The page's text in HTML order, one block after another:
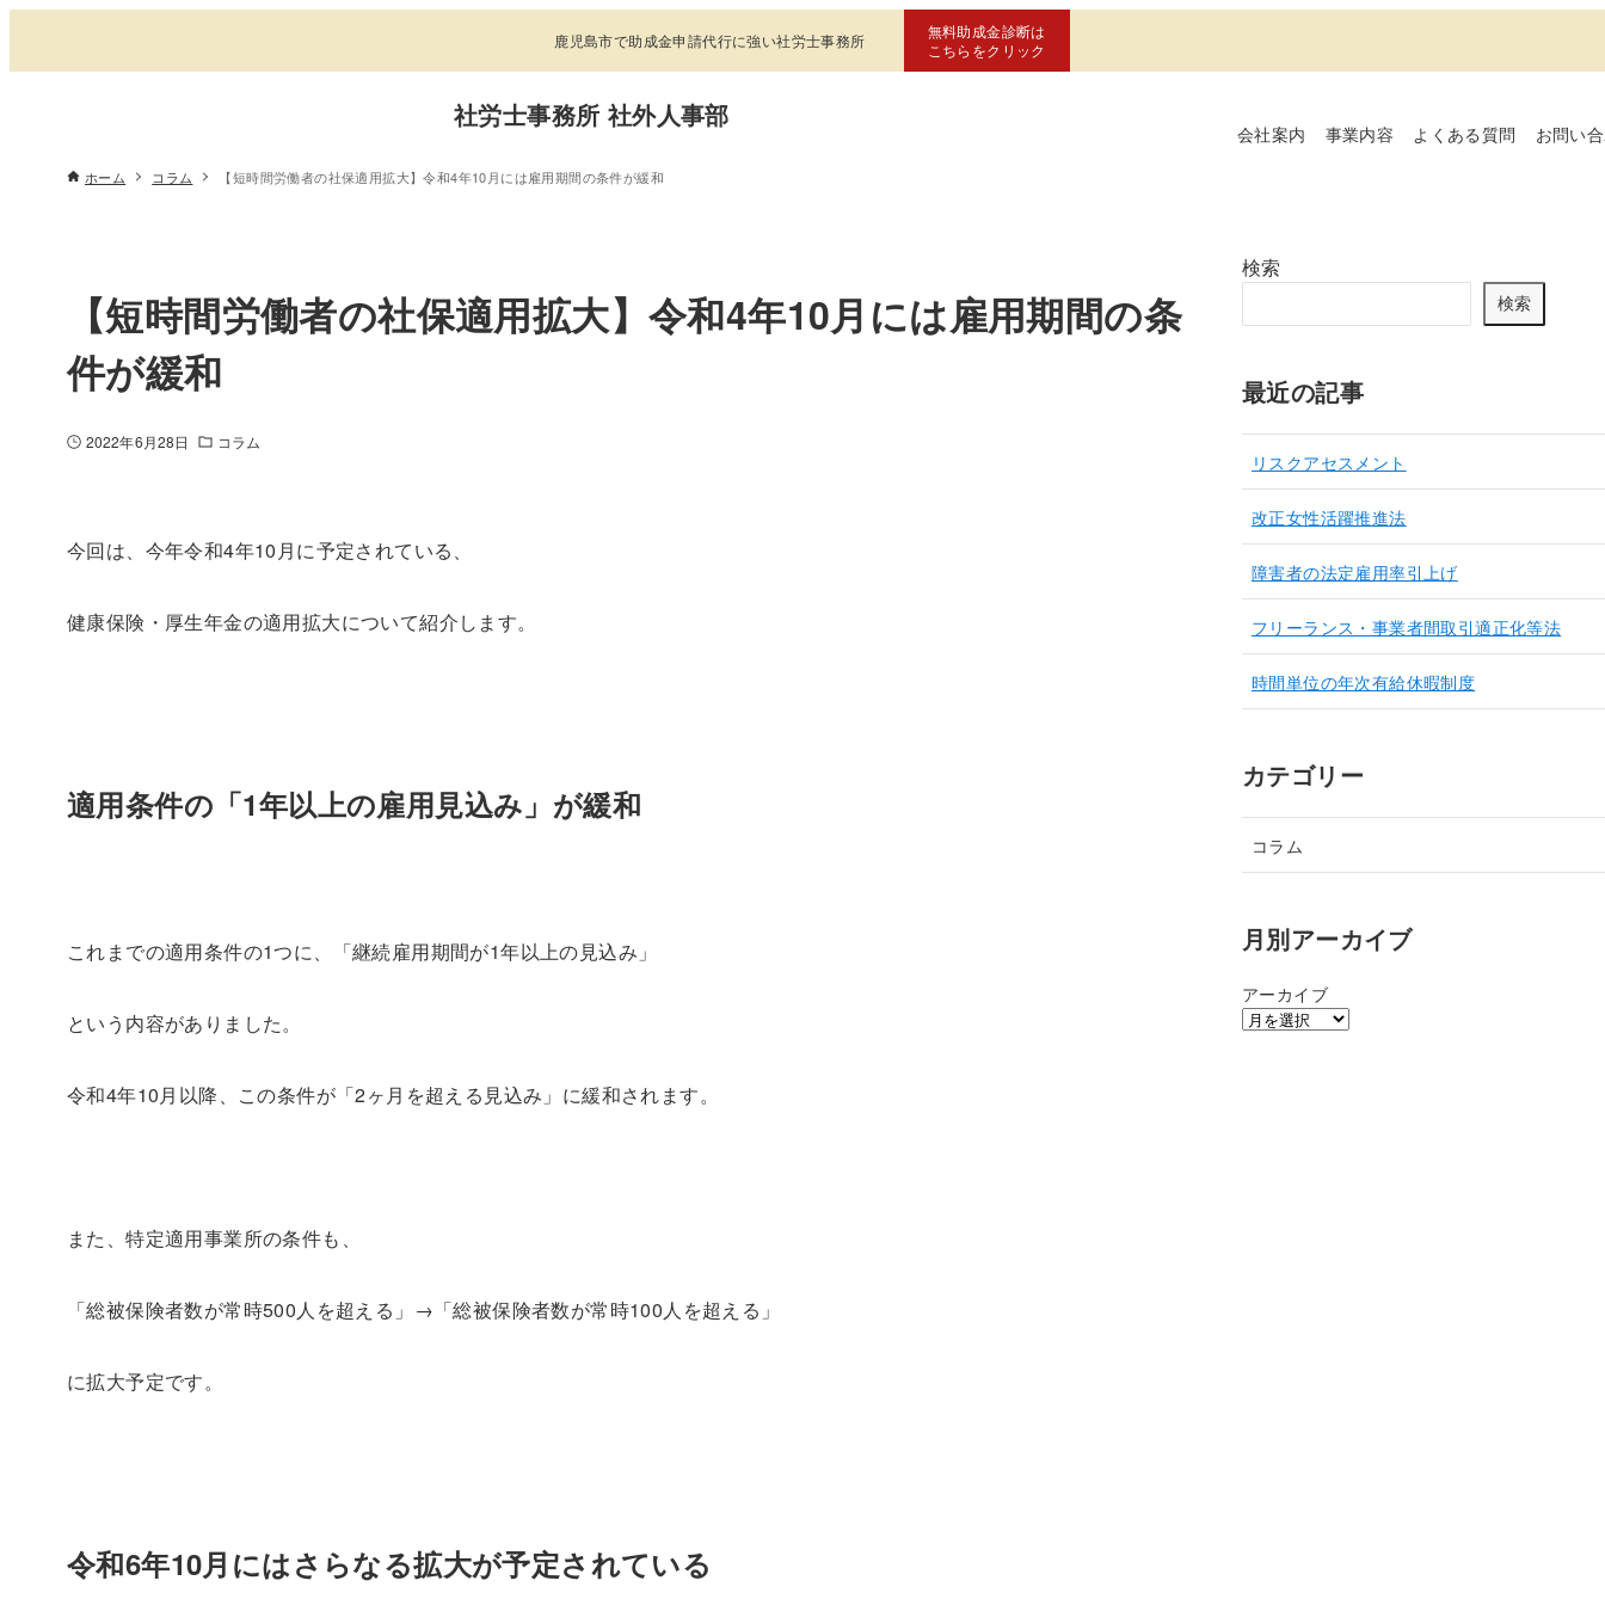
鹿児島市で助成金申請代行に強い社労士事務所
無料助成金診断は
こちらをクリック
社労士事務所 社外人事部
会社案内 事業内容 よくある質問 お問い
ホーム コラム 【短時間労働者の社保適用拡大】令和4年10月には雇用期間の条件が緩和
【短時間労働者の社保適用拡大】令和4年10月には雇用期間の条
件が緩和
2022年6月28日 コラム
今回は、今年令和4年10月に予定されている、
健康保険・厚生年金の適用拡大について紹介します。
適用条件の「1年以上の雇用見込み」が緩和
これまでの適用条件の1つに、「継続雇用期間が1年以上の見込み」
という内容がありました。
令和4年10月以降、この条件が「2ヶ月を超える見込み」に緩和されます。
また、特定適用事業所の条件も、
「総被保険者数が常時500人を超える」→「総被保険者数が常時100人を超える」
に拡大予定です。
令和6年10月にはさらなる拡大が予定されている
検索
検索
最近の記事
リスクアセスメント
改正女性活躍推進法
障害者の法定雇用率引上げ
フリーランス・事業者間取引適正化等法
時間単位の年次有給休暇制度
カテゴリー
コラム
月別アーカイブ
アーカイブ